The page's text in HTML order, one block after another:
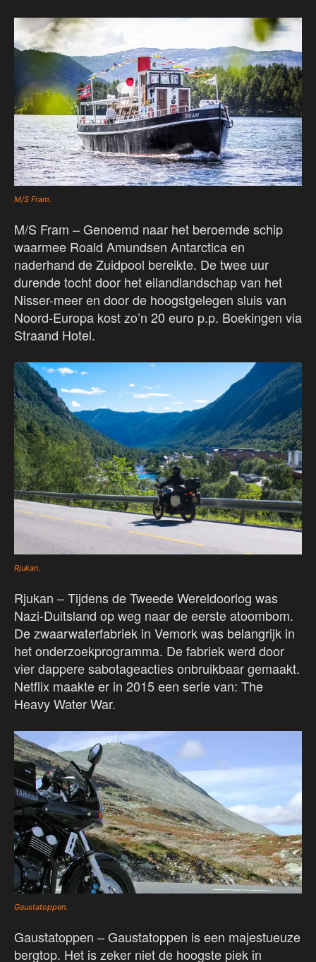
M/S Fram.
M/S Fram – Genoemd naar het beroemde schip
waarmee Roald Amundsen Antarctica en
naderhand de Zuidpool bereikte. De twee uur
durende tocht door het eilandlandschap van het
Nisser-meer en door de hoogstgelegen sluis van
Noord-Europa kost zo’n 20 euro p.p. Boekingen via
Straand Hotel.
Rjukan.
Rjukan – Tijdens de Tweede Wereldoorlog was
Nazi-Duitsland op weg naar de eerste atoombom.
De zwaarwaterfabriek in Vemork was belangrijk in
het onderzoekprogramma. De fabriek werd door
vier dappere sabotageacties onbruikbaar gemaakt.
Netflix maakte er in 2015 een serie van: The
Heavy Water War.
Gaustatoppen.
Gaustatoppen – Gaustatoppen is een majestueuze
bergtop. Het is zeker niet de hoogste piek in